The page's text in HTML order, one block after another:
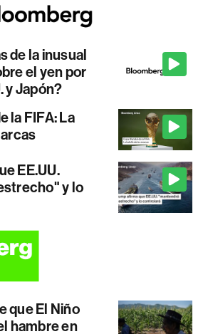
de la inusual
el yen por
y Japón?
la FIFA: La
EE.UU.
y lo
que El Niño
hambre en